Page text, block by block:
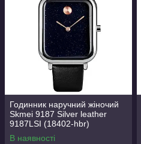
Годинник наручний жіночий
Skmei 9187 Silver leather
9187LSI (18402-hbr)
В наявності